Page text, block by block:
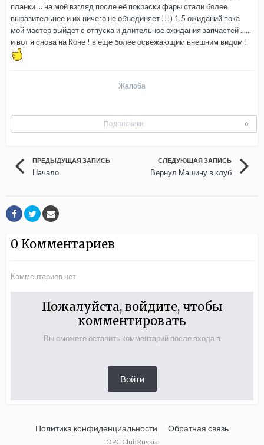
планки ... на мой взгляд после её покраски фары стали более
выразительнее и их ничего не объединяет !!!) 1,5 ожиданий пока
мой мастер выйдет с отпуска и длительное ожидания запчастей ......
и вот я снова на Коне ! в ещё более освежающим внешним видом !
Жалоба
Подписчики 0
ПРЕДЫДУЩАЯ ЗАПИСЬ
Начало
СЛЕДУЮЩАЯ ЗАПИСЬ
Вернул Машину в клуб
0 Комментариев
Комментариев нет
Пожалуйста, войдите, чтобы
комментировать
Вы сможете оставить комментарий после входа в
Войти
Политика конфиденциальности Обратная связь
OPC Club Russia